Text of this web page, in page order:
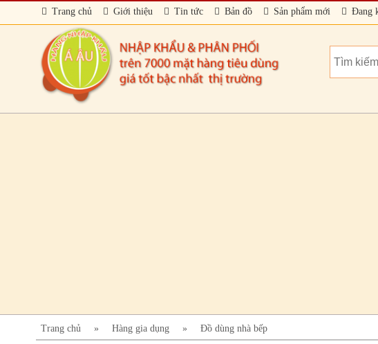
Trang chủ Giới thiệu Tin tức Bản đồ Sản phẩm mới Đang
Trang chủ » Hàng gia dụng » Đồ dùng nhà bếp